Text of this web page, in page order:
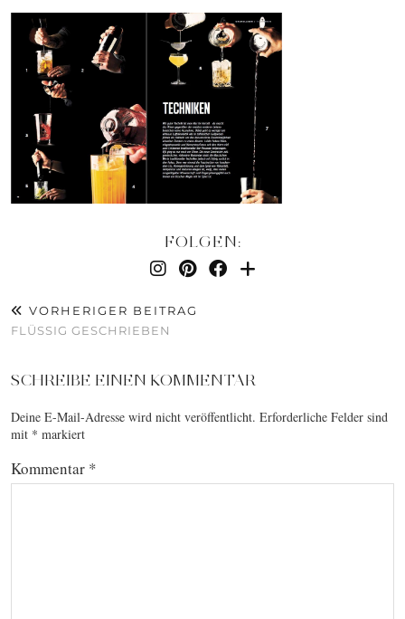
FOLGEN:
VORHERIGER BEITRAG
FLÜSSIG GESCHRIEBEN
SCHREIBE EINEN KOMMENTAR
Deine E-Mail-Adresse wird nicht veröffentlicht. Erforderliche Felder sind
mit * markiert
Kommentar *